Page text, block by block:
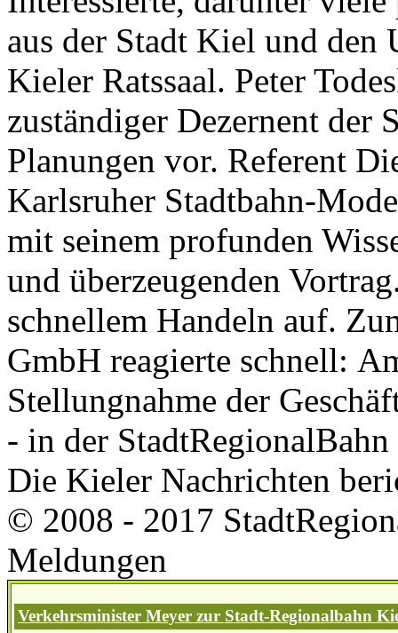
aus der Stadt Kiel und den
Kieler Ratssaal. Peter
zuständiger Dezernent der
Planungen vor. Referent
Karlsruher Stadtbahn-
mit seinem profunden
und überzeugenden
schnellem Handeln auf.
GmbH reagierte schnell:
Stellungnahme der
- in der
Die Kieler Nachrichten
© 2008 - 2017
Meldungen
Verkehrsminister Meyer zur Stadt-Regionalbahn